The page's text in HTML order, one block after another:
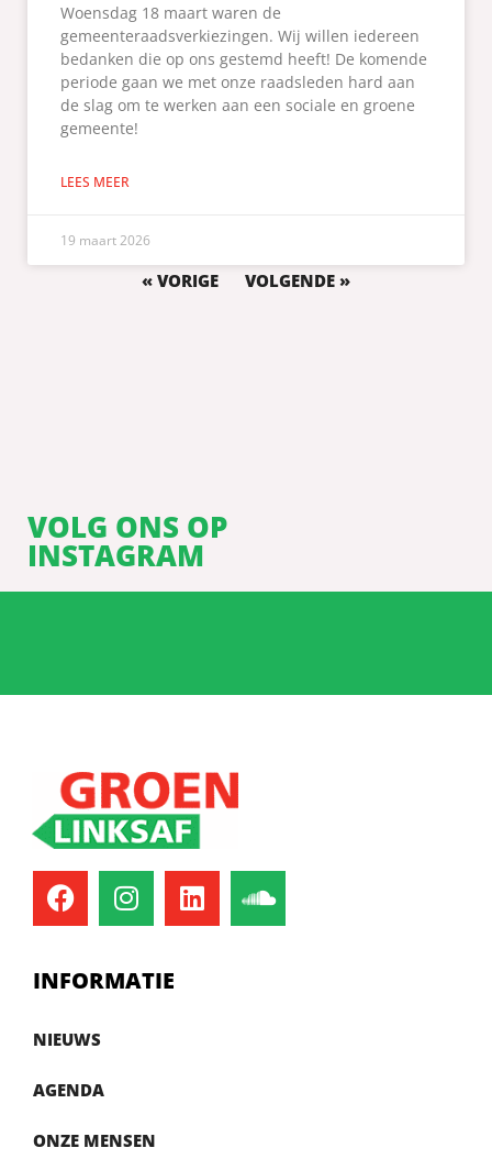
Woensdag 18 maart waren de
gemeenteraadsverkiezingen. Wij willen iedereen
bedanken die op ons gestemd heeft! De komende
periode gaan we met onze raadsleden hard aan
de slag om te werken aan een sociale en groene
gemeente!
LEES MEER
19 maart 2026
« VORIGE VOLGENDE »
VOLG ONS OP
INSTAGRAM
INFORMATIE
NIEUWS
AGENDA
ONZE MENSEN